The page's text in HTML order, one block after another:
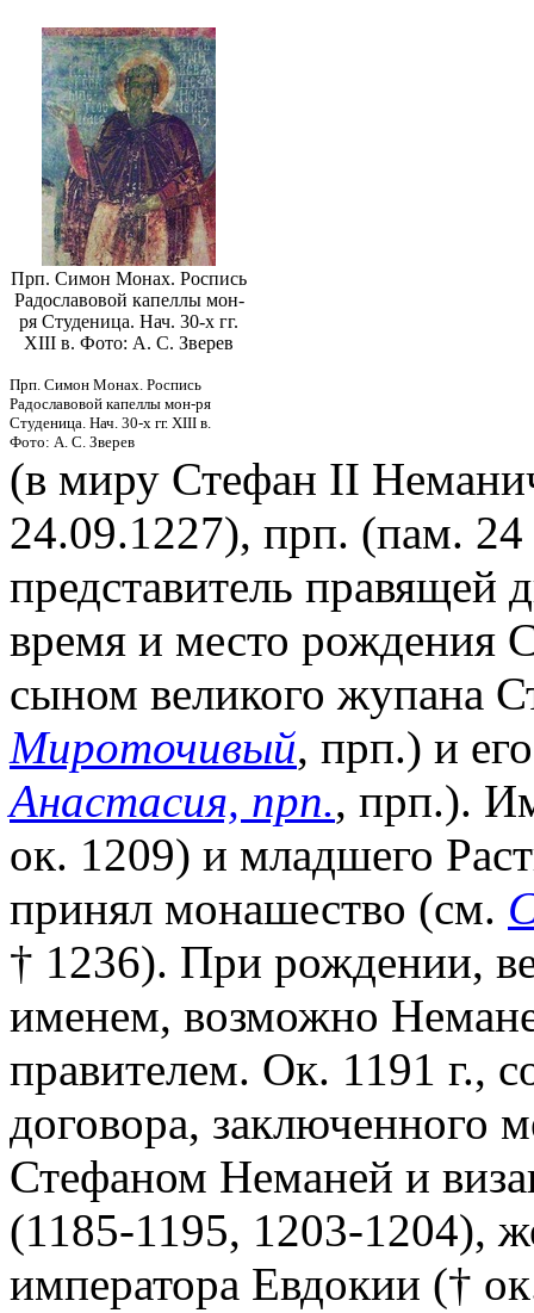
Прп. Симон Монах. Роспись
Радославовой капеллы мон-
ря Студеница. Нач. 30-х гг.
XIII в. Фото: А. С. Зверев
Прп. Симон Монах. Роспись
Радославовой капеллы мон-ря
Студеница. Нач. 30-х гг. XIII в.
Фото: А. С. Зверев
(в миру Стефан II
24.09.1227), прп. (пам.
представитель правящей
время и место рождения
сыном великого жупана
Мироточивый, прп.) и
Анастасия, прп., прп.).
ок. 1209) и младшего
принял монашество (см.
† 1236). При рождении,
именем, возможно
правителем. Ок. 1191 г.,
договора, заключенного
Стефаном Неманей и
(1185-1195, 1203-1204),
императора Евдокии (†